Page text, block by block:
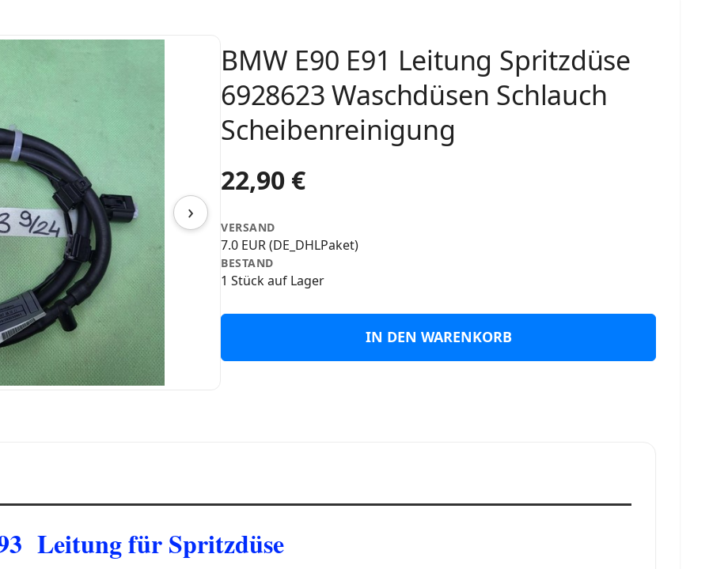
›
BMW E90 E91 Leitung Spritzdüse
6928623 Waschdüsen Schlauch
Scheibenreinigung
22,90 €
VERSAND
7.0 EUR (DE_DHLPaket)
BESTAND
1 Stück auf Lager
IN DEN WARENKORB
Leitung für Spritzdüse